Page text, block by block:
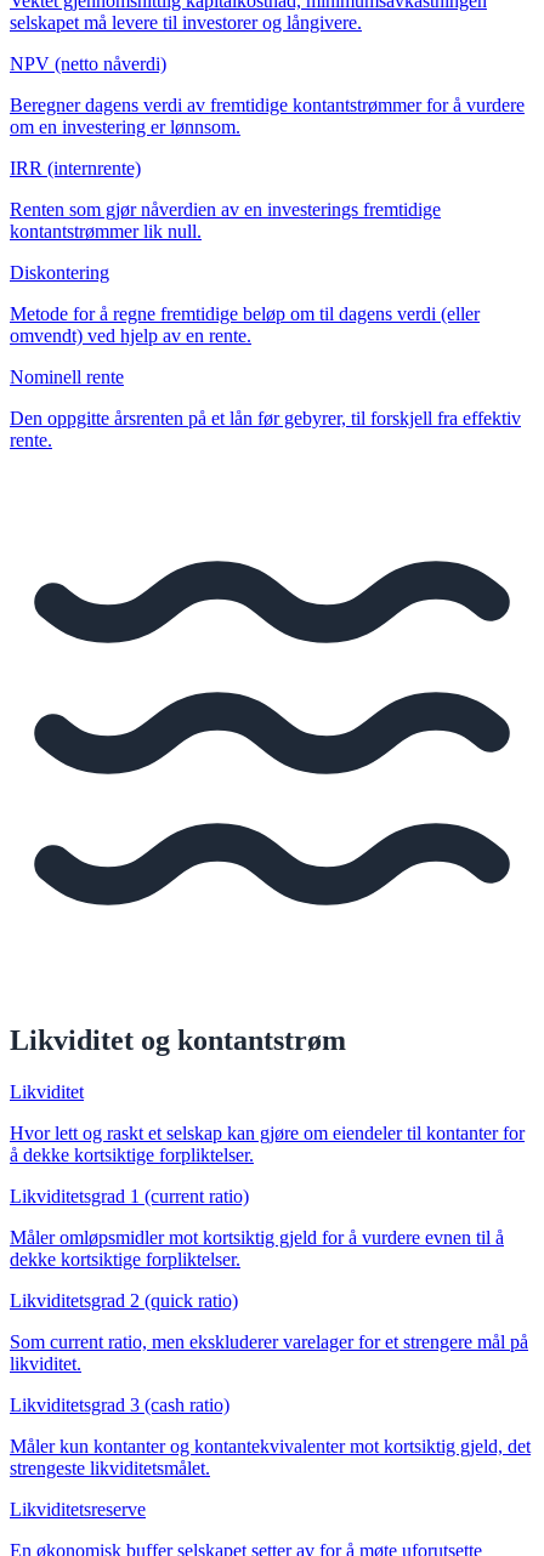
selskapet må levere til investorer og långivere.
NPV (netto nåverdi)
Beregner dagens verdi av fremtidige kontantstrømmer for å vurdere
om en investering er lønnsom.
IRR (internrente)
Renten som gjør nåverdien av en investerings fremtidige
kontantstrømmer lik null.
Diskontering
Metode for å regne fremtidige beløp om til dagens verdi (eller
omvendt) ved hjelp av en rente.
Nominell rente
Den oppgitte årsrenten på et lån før gebyrer, til forskjell fra effektiv
rente.
Likviditet og kontantstrøm
Likviditet
Hvor lett og raskt et selskap kan gjøre om eiendeler til kontanter for
å dekke kortsiktige forpliktelser.
Likviditetsgrad 1 (current ratio)
Måler omløpsmidler mot kortsiktig gjeld for å vurdere evnen til å
dekke kortsiktige forpliktelser.
Likviditetsgrad 2 (quick ratio)
Som current ratio, men ekskluderer varelager for et strengere mål på
likviditet.
Likviditetsgrad 3 (cash ratio)
Måler kun kontanter og kontantekvivalenter mot kortsiktig gjeld, det
strengeste likviditetsmålet.
Likviditetsreserve
En økonomisk buffer selskapet setter av for å møte uforutsette